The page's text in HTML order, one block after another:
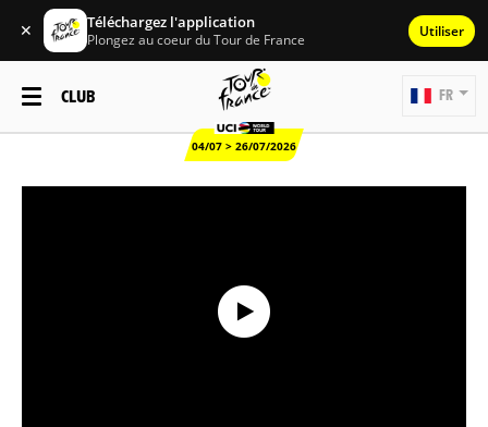
✕ Téléchargez l'application
Plongez au coeur du Tour de France Utiliser
CLUB
04/07 > 26/07/2026
FR